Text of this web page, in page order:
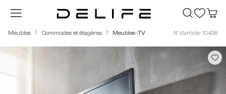
Passer au contenu principal
Meubles Commodes et étagères Meubles-TV N° d'article : 10438
Ignorer la galerie d'images